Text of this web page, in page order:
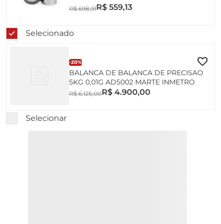
R$ 698,91R$ 559,13
Selecionado
-20%
BALANCA DE BALANCA DE PRECISAO
5KG 0,01G AD5002 MARTE INMETRO
R$ 6.125,00R$ 4.900,00
Selecionar